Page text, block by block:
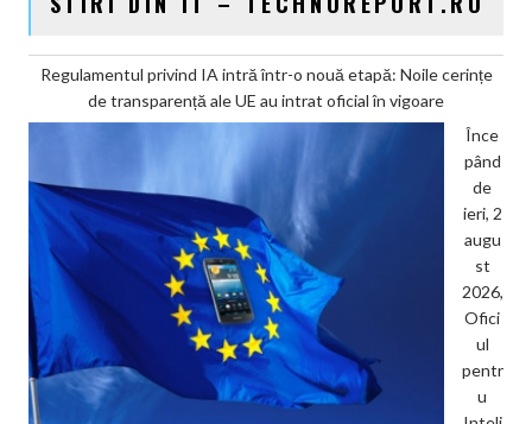
Regulamentul privind IA intră într-o nouă etapă: Noile cerințe
de transparență ale UE au intrat oficial în vigoare
Înce
pând
de
ieri, 2
augu
st
2026,
Ofici
ul
pentr
u